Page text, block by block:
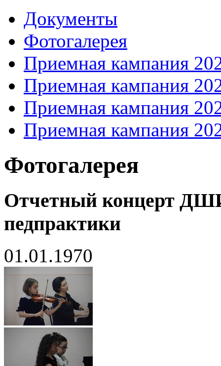
Документы
Фотогалерея
Приемная кампания
Приемная кампания
Приемная кампания
Приемная кампания
Фотогалерея
Отчетный концерт
педпрактики
01.01.1970